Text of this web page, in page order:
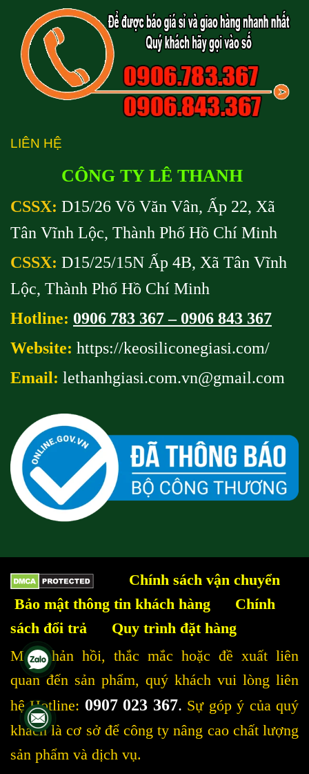
LIÊN HỆ
CÔNG TY LÊ THANH
CSSX: D15/26 Võ Văn Vân, Ấp 22, Xã
Tân Vĩnh Lộc, Thành Phố Hồ Chí Minh
CSSX: D15/25/15N Ấp 4B, Xã Tân Vĩnh
Lộc, Thành Phố Hồ Chí Minh
Hotline: 0906 783 367 – 0906 843 367
Website: https://keosiliconegiasi.com/
Email: lethanhgiasi.com.vn@gmail.com
Chính sách vận chuyển
Bảo mật thông tin khách hàng
Chính
sách đổi trả
Quy trình đặt hàng
Mọi phản hồi, thắc mắc hoặc đề xuất liên
quan đến sản phẩm, quý khách vui lòng liên
hệ Hotline: 0907 023 367. Sự góp ý của quý
khách là cơ sở để công ty nâng cao chất lượng
sản phẩm và dịch vụ.